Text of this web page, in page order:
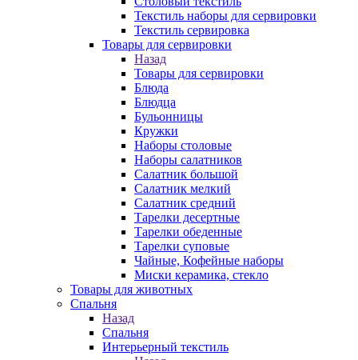
Текстиль наборы для сервировки
Текстиль сервировка
Товары для сервировки
Назад
Товары для сервировки
Блюда
Блюдца
Бульонницы
Кружки
Наборы столовые
Наборы салатников
Салатник большой
Салатник мелкий
Салатник средний
Тарелки десертные
Тарелки обеденные
Тарелки суповые
Чайные, Кофейные наборы
Миски керамика, стекло
Товары для животных
Спальня
Назад
Спальня
Интерьерный текстиль